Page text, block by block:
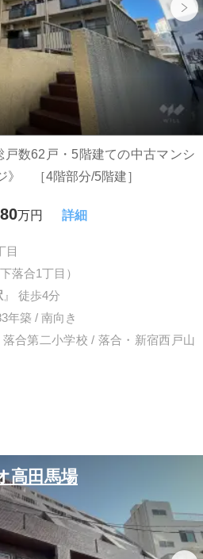
数62戸・5階建ての中古マンシ
》 ［4階部分/5階建］
万円 詳細
目
落合1丁目）
』 徒歩4分
年築 / 南向き
合第二小学校 / 落合・新宿西戸山
高田馬場